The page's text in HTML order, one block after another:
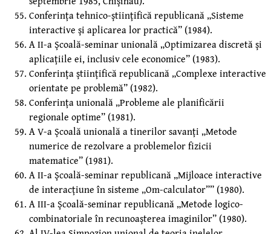
Conferinţa tehnico-ştiinţifică republicană „Sisteme
interactive şi aplicarea lor practică” (1984).
A II-a Şcoală-seminar unională „Optimizarea discretă şi
aplicaţiile ei, inclusiv cele economice” (1983).
Conferinţa ştiinţifică republicană „Complexe interactive
orientate pe problemă” (1982).
Conferinţa unională „Probleme ale planificării
regionale optime” (1981).
A V-a Şcoală unională a tinerilor savanţi „Metode
numerice de rezolvare a problemelor fizicii
matematice” (1981).
A II-a Şcoală-seminar republicană „Mijloace interactive
de interacţiune în sisteme „Om-calculator”” (1980).
A III-a Şcoală-seminar republicană „Metode logico-
combinatoriale în recunoaşterea imaginilor” (1980).